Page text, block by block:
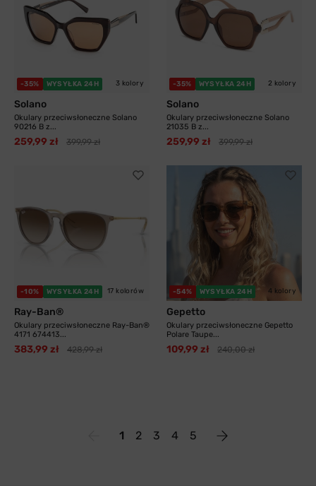
-35% WYSYŁKA 24H 3 kolory
Solano
Okulary przeciwsłoneczne Solano
90216 B z...
259,99 zł 399,99 zł
-35% WYSYŁKA 24H 2 kolory
Solano
Okulary przeciwsłoneczne Solano
21035 B z...
259,99 zł 399,99 zł
-10% WYSYŁKA 24H 17 kolorów
Ray-Ban®
Okulary przeciwsłoneczne Ray-Ban®
4171 674413...
383,99 zł 428,99 zł
-54% WYSYŁKA 24H 4 kolory
Gepetto
Okulary przeciwsłoneczne Gepetto
Polare Taupe...
109,99 zł 240,00 zł
1 2 3 4 5